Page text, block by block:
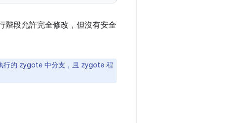
階段允許完全修改，但沒有安全
行的 zygote 中分支，且 zygote 程